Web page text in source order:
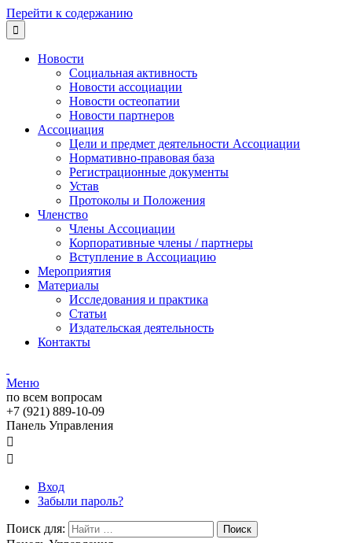
Перейти к содержанию

Новости
Социальная активность
Новости ассоциации
Новости остеопатии
Новости партнеров
Ассоциация
Цели и предмет деятельности Ассоциации
Нормативно-правовая база
Регистрационные документы
Устав
Протоколы и Положения
Членство
Члены Ассоциации
Корпоративные члены / партнеры
Вступление в Ассоциацию
Мероприятия
Материалы
Исследования и практика
Статьи
Издательская деятельность
Контакты
Меню
по всем вопросам
+7 (921) 889-10-09
Панель Управления


Вход
Забыли пароль?
Поиск для: Поиск